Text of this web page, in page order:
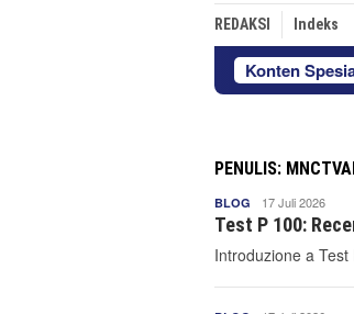
REDAKSI Indeks
Konten
PENULIS:
BLOG Mnctvano2
Mnctvano2
17 Juli 2026
Test P 100:
Introduzione a